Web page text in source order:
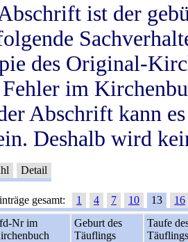
ist der
des Original-
im
Abschrift kann
Deshalb wird
Detail
gesamt: 1 4 7 10 13
16
Nr im
Geburt des
Täuflings
Taufe
Täuflings